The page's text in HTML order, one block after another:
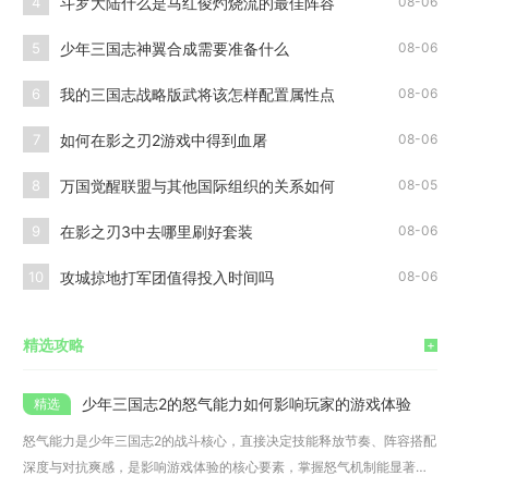
5 少年三国志神翼合成需要准备什么 08-06
6 我的三国志战略版武将该怎样配置属性点 08-06
7 如何在影之刃2游戏中得到血屠 08-06
8 万国觉醒联盟与其他国际组织的关系如何 08-05
9 在影之刃3中去哪里刷好套装 08-06
10 攻城掠地打军团值得投入时间吗 08-06
精选攻略 +
少年三国志2的怒气能力如何影响玩家的游戏体验
怒气能力是少年三国志2的战斗核心，直接决定技能释放节奏、阵容搭配
深度与对抗爽感，是影响游戏体验的核心要素，掌握怒气机制能显著提